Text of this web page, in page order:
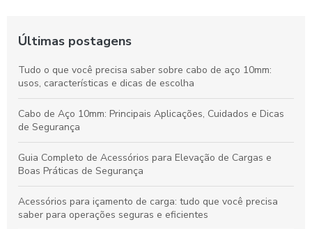
Últimas postagens
Tudo o que você precisa saber sobre cabo de aço 10mm:
usos, características e dicas de escolha
Cabo de Aço 10mm: Principais Aplicações, Cuidados e Dicas
de Segurança
Guia Completo de Acessórios para Elevação de Cargas e
Boas Práticas de Segurança
Acessórios para içamento de carga: tudo que você precisa
saber para operações seguras e eficientes